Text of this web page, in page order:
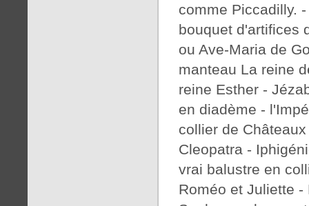
comme Piccadilly.
bouquet d'artifices
ou Ave-Maria de
manteau La reine
reine Esther -
en diadème -
collier de
Cleopatra -
vrai balustre en
Roméo et Juliette